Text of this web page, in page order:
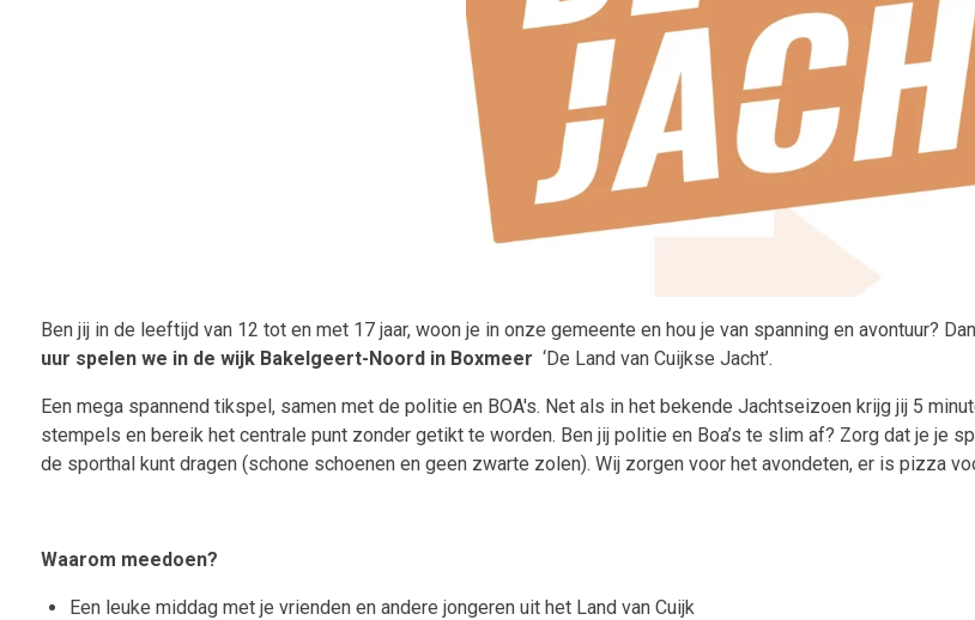
Ben jij in de leeftijd van 12 tot en met 17 jaar, woon je in onze gemeente en hou je van spanning en avontuur?
uur spelen we in de wijk Bakelgeert-Noord in Boxmeer ‘De Land van Cuijkse Jacht’.
Een mega spannend tikspel, samen met de politie en BOA's. Net als in het bekende Jachtseizoen krijg jij 5
stempels en bereik het centrale punt zonder getikt te worden. Ben jij politie en Boa’s te slim af? Zorg dat je je
de sporthal kunt dragen (schone schoenen en geen zwarte zolen). Wij zorgen voor het avondeten, er is pizza
Waarom meedoen?
Een leuke middag met je vrienden en andere jongeren uit het Land van Cuijk